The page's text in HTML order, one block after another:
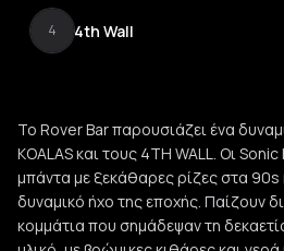
4 4th Wall
Το Rover Bar παρουσιάζει ένα
KOALAS και τους 4TH WALL. Οι
μπάντα με ξεκάθαρες ρίζες στα 90s
δυναμικό ήχο της εποχής. Παίζουν
κομμάτια που σημάδεψαν τη